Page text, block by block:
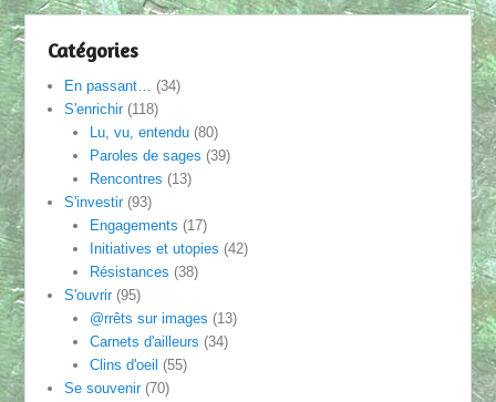
Catégories
En passant… (34)
S'enrichir(118)
Lu, vu, entendu(80)
Paroles de sages (39)
Rencontres (13)
S'investir(93)
Engagements (17)
Initiatives et utopies (42)
Résistances (38)
S'ouvrir(95)
@rrêts sur images (13)
Carnets d'ailleurs (34)
Clins d'oeil (55)
Se souvenir(70)